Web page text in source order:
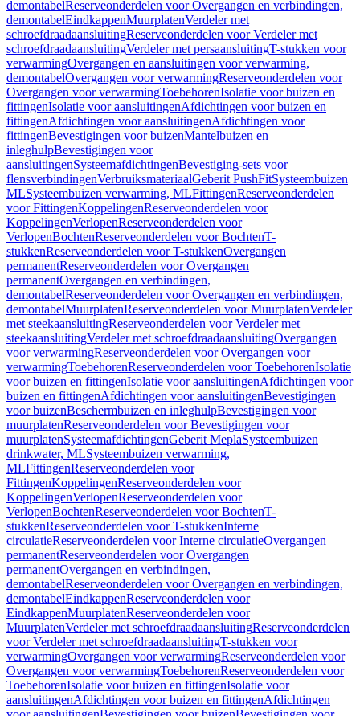
demontabelReserveonderdelen voor Overgangen en verbindingen,
demontabelEindkappenMuurplatenVerdeler met
schroefdraadaansluitingReserveonderdelen voor Verdeler met
schroefdraadaansluitingVerdeler met persaansluitingT-stukken voor
verwarmingOvergangen en aansluitingen voor verwarming,
demontabelOvergangen voor verwarmingReserveonderdelen voor
Overgangen voor verwarmingToebehorenIsolatie voor buizen en
fittingenIsolatie voor aansluitingenAfdichtingen voor buizen en
fittingenAfdichtingen voor aansluitingenAfdichtingen voor
fittingenBevestigingen voor buizenMantelbuizen en
inleghulpBevestigingen voor
aansluitingenSysteemafdichtingenBevestiging-sets voor
flensverbindingenVerbruiksmateriaalGeberit PushFitSysteembuizen
MLSysteembuizen verwarming, MLFittingenReserveonderdelen
voor FittingenKoppelingenReserveonderdelen voor
KoppelingenVerlopenReserveonderdelen voor
VerlopenBochtenReserveonderdelen voor BochtenT-
stukkenReserveonderdelen voor T-stukkenOvergangen
permanentReserveonderdelen voor Overgangen
permanentOvergangen en verbindingen,
demontabelReserveonderdelen voor Overgangen en verbindingen,
demontabelMuurplatenReserveonderdelen voor MuurplatenVerdeler
met steekaansluitingReserveonderdelen voor Verdeler met
steekaansluitingVerdeler met schroefdraadaansluitingOvergangen
voor verwarmingReserveonderdelen voor Overgangen voor
verwarmingToebehorenReserveonderdelen voor ToebehorenIsolatie
voor buizen en fittingenIsolatie voor aansluitingenAfdichtingen voor
buizen en fittingenAfdichtingen voor aansluitingenBevestigingen
voor buizenBeschermbuizen en inleghulpBevestigingen voor
muurplatenReserveonderdelen voor Bevestigingen voor
muurplatenSysteemafdichtingenGeberit MeplaSysteembuizen
drinkwater, MLSysteembuizen verwarming,
MLFittingenReserveonderdelen voor
FittingenKoppelingenReserveonderdelen voor
KoppelingenVerlopenReserveonderdelen voor
VerlopenBochtenReserveonderdelen voor BochtenT-
stukkenReserveonderdelen voor T-stukkenInterne
circulatieReserveonderdelen voor Interne circulatieOvergangen
permanentReserveonderdelen voor Overgangen
permanentOvergangen en verbindingen,
demontabelReserveonderdelen voor Overgangen en verbindingen,
demontabelEindkappenReserveonderdelen voor
EindkappenMuurplatenReserveonderdelen voor
MuurplatenVerdeler met schroefdraadaansluitingReserveonderdelen
voor Verdeler met schroefdraadaansluitingT-stukken voor
verwarmingOvergangen voor verwarmingReserveonderdelen voor
Overgangen voor verwarmingToebehorenReserveonderdelen voor
ToebehorenIsolatie voor buizen en fittingenIsolatie voor
aansluitingenAfdichtingen voor buizen en fittingenAfdichtingen